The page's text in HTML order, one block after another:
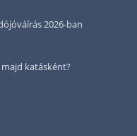
2026-ban
katásként?